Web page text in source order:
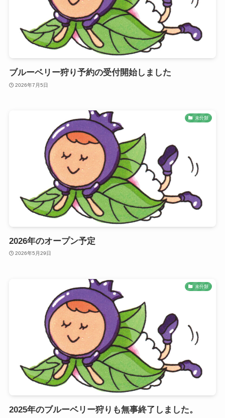
ブルーベリー狩り予約の受付開始しました
2026年7月5日
未分類
2026年のオープン予定
2026年5月29日
未分類
2025年のブルーベリー狩りも無事終了しました。